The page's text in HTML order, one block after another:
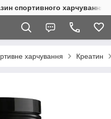
спортивного харчування
харчування Креатин